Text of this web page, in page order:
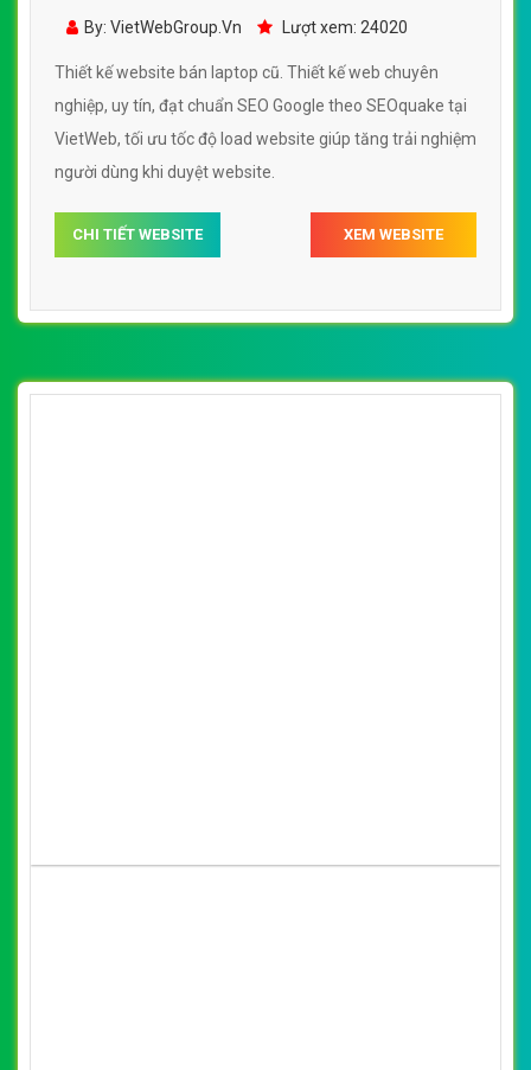
cũ đẹp, chuyên nghiệp chuẩn SEO
By: VietWebGroup.Vn Lượt xem: 24020
Thiết kế website bán laptop cũ. Thiết kế web chuyên
nghiệp, uy tín, đạt chuẩn SEO Google theo SEOquake tại
VietWeb, tối ưu tốc độ load website giúp tăng trải nghiệm
người dùng khi duyệt website.
CHI TIẾT WEBSITE XEM WEBSITE